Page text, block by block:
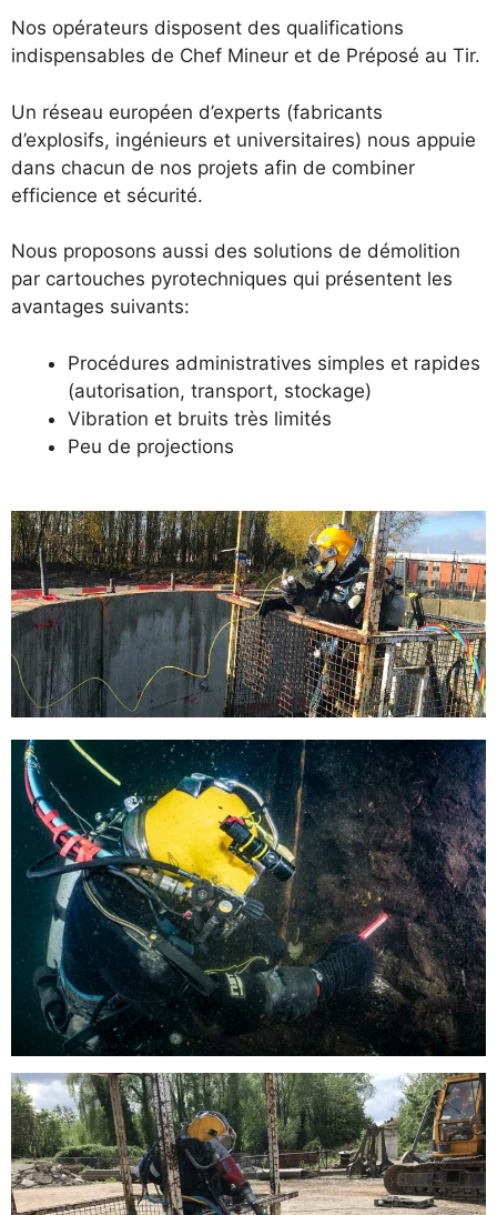
Nos opérateurs disposent des qualifications
indispensables de Chef Mineur et de Préposé au Tir.
Un réseau européen d’experts (fabricants
d’explosifs, ingénieurs et universitaires) nous appuie
dans chacun de nos projets afin de combiner
efficience et sécurité.
Nous proposons aussi des solutions de démolition
par cartouches pyrotechniques qui présentent les
avantages suivants:
Procédures administratives simples et rapides
(autorisation, transport, stockage)
Vibration et bruits très limités
Peu de projections